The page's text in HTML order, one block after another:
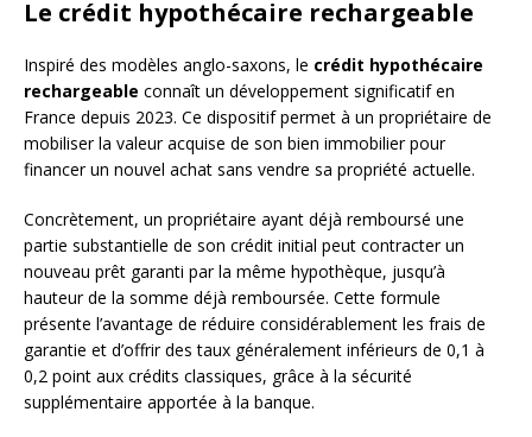
Le crédit hypothécaire rechargeable
Inspiré des modèles anglo-saxons, le crédit hypothécaire
rechargeable connaît un développement significatif en
France depuis 2023. Ce dispositif permet à un propriétaire de
mobiliser la valeur acquise de son bien immobilier pour
financer un nouvel achat sans vendre sa propriété actuelle.
Concrètement, un propriétaire ayant déjà remboursé une
partie substantielle de son crédit initial peut contracter un
nouveau prêt garanti par la même hypothèque, jusqu’à
hauteur de la somme déjà remboursée. Cette formule
présente l’avantage de réduire considérablement les frais de
garantie et d’offrir des taux généralement inférieurs de 0,1 à
0,2 point aux crédits classiques, grâce à la sécurité
supplémentaire apportée à la banque.